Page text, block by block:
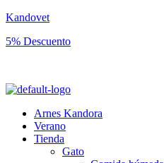
Kandovet
5% Descuento
Arnes Kandora
Verano
Tienda
Gato